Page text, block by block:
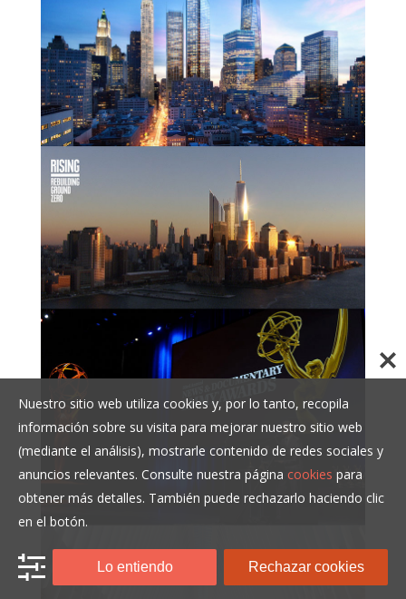
Nuestro sitio web utiliza cookies y, por lo tanto, recopila
información sobre su visita para mejorar nuestro sitio web
(mediante el análisis), mostrarle contenido de redes sociales y
anuncios relevantes. Consulte nuestra página cookies para
obtener más detalles. También puede rechazarlo haciendo clic
en el botón.
Lo entiendo Rechazar cookies